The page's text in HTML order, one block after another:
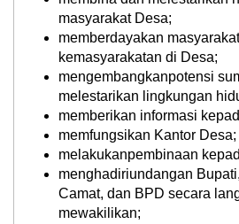
masyarakat Desa;
memberdayakan
kemasyarakatan di Desa;
mengembangkanpotensi
melestarikan lingkungan
memberikan informasi
memfungsikan Kantor Desa;
melakukanpembinaan
menghadiriundangan
Camat, dan BPD secara
mewakilikan;